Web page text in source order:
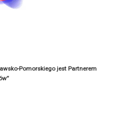
Pomorskiego jest Partnerem